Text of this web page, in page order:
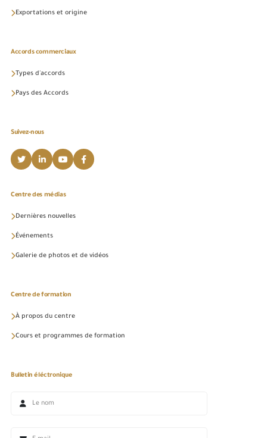
Exportations et origine
Accords commerciaux
Types d'accords
Pays des Accords
Suivez-nous
Centre des médias
Dernières nouvelles
Événements
Galerie de photos et de vidéos
Centre de formation
À propos du centre
Cours et programmes de formation
Bulletin éléctronique